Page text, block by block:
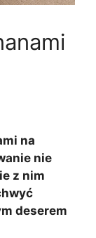
na
nie
z nim
deserem